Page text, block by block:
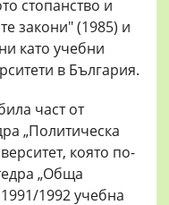
стопанство и
закони" (1985) и
като учебни
в България.
част от
„Политическа
която по-
„Обща
1992 учебна